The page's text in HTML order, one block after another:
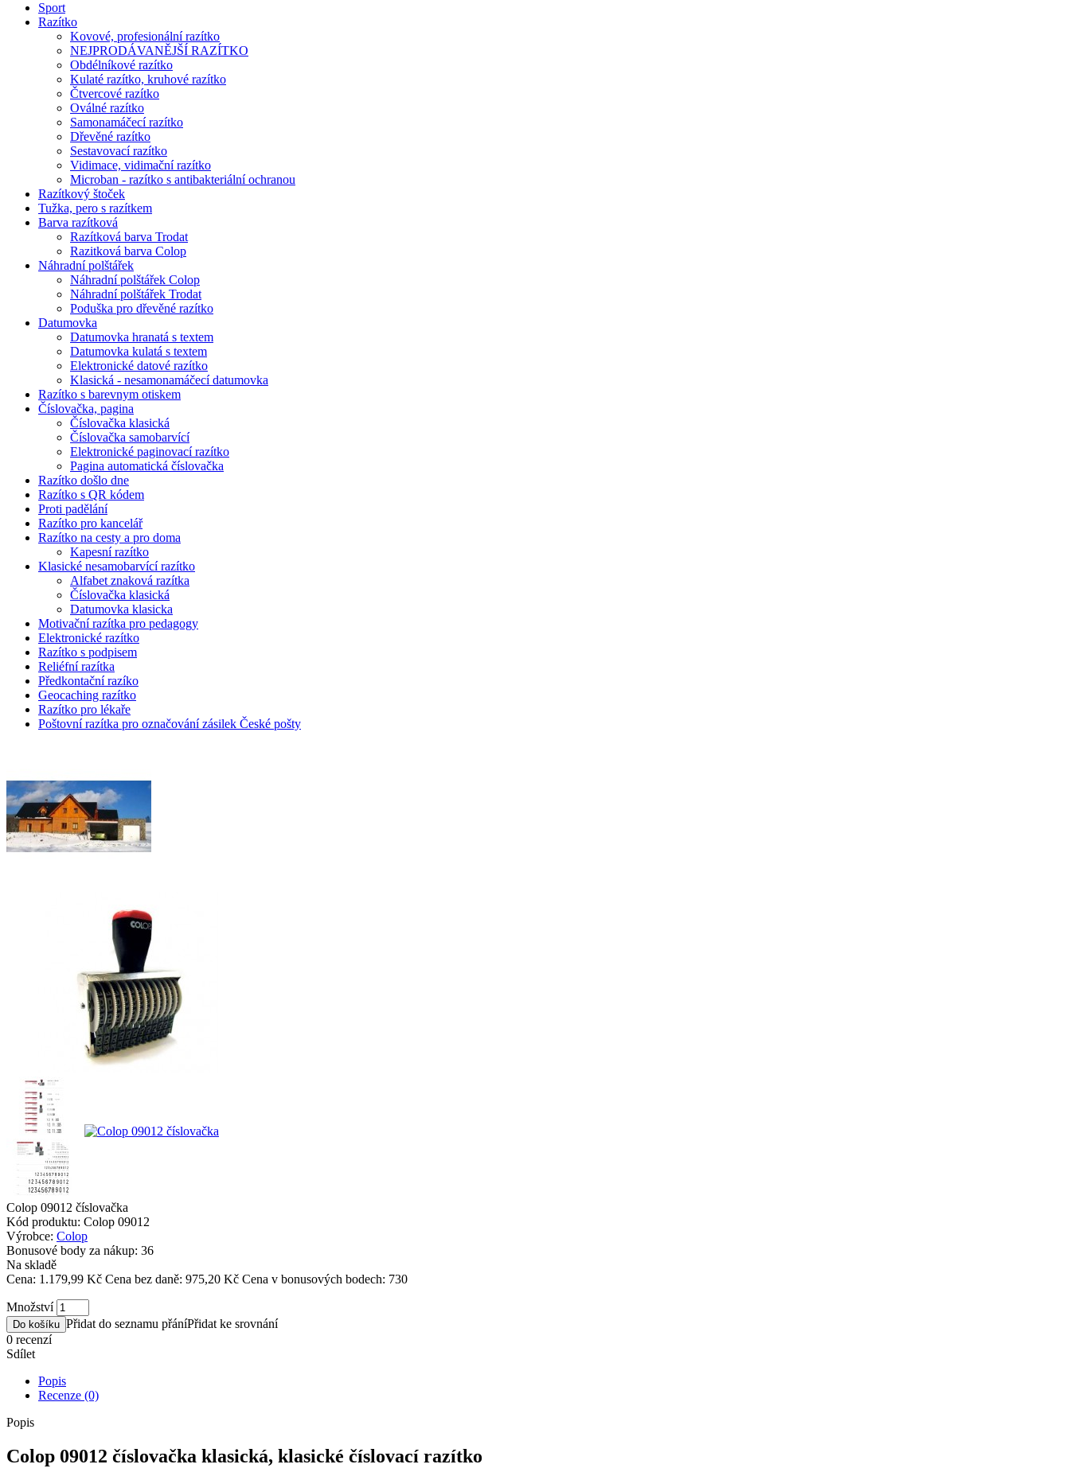
Sport
Razítko
Kovové, profesionální razítko
NEJPRODÁVANĚJŠÍ RAZÍTKO
Obdélníkové razítko
Kulaté razítko, kruhové razítko
Čtvercové razítko
Oválné razítko
Samonamáčecí razítko
Dřevěné razítko
Sestavovací razítko
Vidimace, vidimační razítko
Microban - razítko s antibakteriální ochranou
Razítkový štoček
Tužka, pero s razítkem
Barva razítková
Razítková barva Trodat
Razitková barva Colop
Náhradní polštářek
Náhradní polštářek Colop
Náhradní polštářek Trodat
Poduška pro dřevěné razítko
Datumovka
Datumovka hranatá s textem
Datumovka kulatá s textem
Elektronické datové razítko
Klasická - nesamonamáčecí datumovka
Razítko s barevnym otiskem
Číslovačka, pagina
Číslovačka klasická
Číslovačka samobarvící
Elektronické paginovací razítko
Pagina automatická číslovačka
Razítko došlo dne
Razítko s QR kódem
Proti padělání
Razítko pro kancelář
Razítko na cesty a pro doma
Kapesní razítko
Klasické nesamobarvící razítko
Alfabet znaková razítka
Číslovačka klasická
Datumovka klasicka
Motivační razítka pro pedagogy
Elektronické razítko
Razítko s podpisem
Reliéfní razítka
Předkontační razíko
Geocaching razítko
Razítko pro lékaře
Poštovní razítka pro označování zásilek České pošty
Colop 09012 číslovačka
Kód produktu: Colop 09012
Výrobce: Colop
Bonusové body za nákup: 36
Na skladě
Cena: 1.179,99 Kč Cena bez daně: 975,20 Kč Cena v bonusových bodech: 730
Množství
Do košíku Přidat do seznamu přáníPřidat ke srovnání
0 recenzí
Sdílet
Popis
Recenze (0)
Popis
Colop 09012 číslovačka klasická, klasické číslovací razítko